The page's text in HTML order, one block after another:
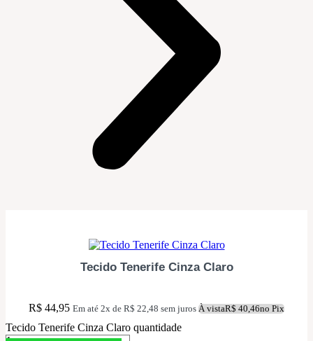
Tecido Tenerife Cinza Claro
R$ 44,95 Em até 2x de R$ 22,48 sem juros À vistaR$ 40,46no Pix
Tecido Tenerife Cinza Claro quantidade